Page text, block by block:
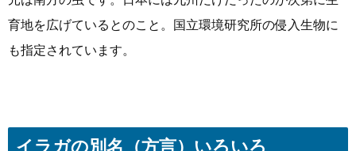
育地を広げているとのこと。国立環境研究所の侵入生物に
も指定されています。
イラガの別名（方言）いろいろ